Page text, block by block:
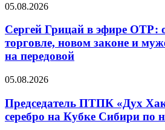
05.08.2026
Сергей Грицай в эфире ОТР:
торговле, новом законе и
на передовой
05.08.2026
Председатель ПТПК «Дух
серебро на Кубке Сибири по